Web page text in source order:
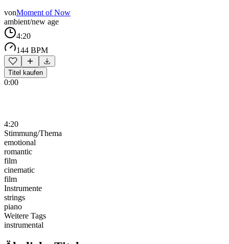
vonMoment of Now
ambient/new age
4:20
144 BPM
Titel kaufen
0:00
4:20
Stimmung/Thema
emotional
romantic
film
cinematic
film
Instrumente
strings
piano
Weitere Tags
instrumental